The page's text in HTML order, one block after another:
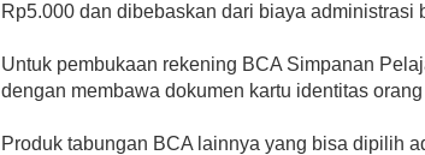
Rp5.000 dan dibebaskan dari biaya administrasi
Untuk pembukaan rekening BCA Simpanan
dengan membawa dokumen kartu identitas
Produk tabungan BCA lainnya yang bisa dipilih